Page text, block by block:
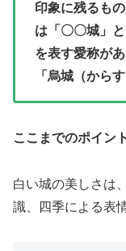
印象に残るも
は「〇〇城」
を表す愛称が
「烏城（から
ここまでのポイント
白い城の美しさは
識、四季による表